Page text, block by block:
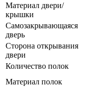
Материал двери/
крышки
Самозакрывающаяся
дверь
Сторона открывания
двери
Количество полок
Материал полок